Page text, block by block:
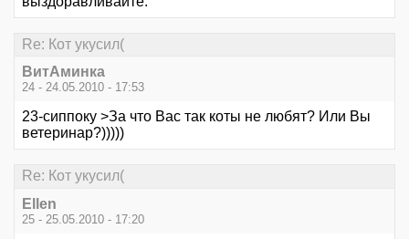
Re: Кот укусил(
ВитАминка
24 - 24.05.2010 - 17:53
23-сиппоку >За что Вас так коты не любят? Или Вы
ветеринар?)))))
Re: Кот укусил(
Ellen
25 - 25.05.2010 - 17:20